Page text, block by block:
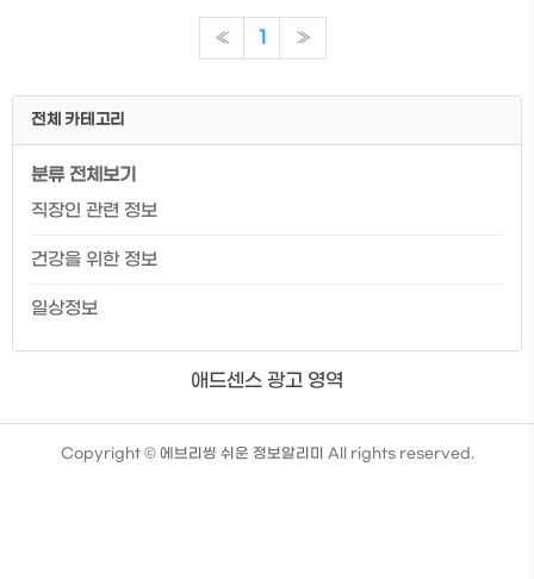
바랍니다. 목차 1. 계좌정보통합관리 서비
스란? 2. 휴면 계좌 잔고 조회하기 3. 휴면
인할 수 있을 뿐 아니라 증권사, 저축은행,
« 1 »
전체 카테고리
분류 전체보기
직장인 관련 정보
건강을 위한 정보
일상정보
애드센스 광고 영역
Copyright © 에브리씽 쉬운 정보알리미 All rights reserved.
TistoryWhaleSkin3.4